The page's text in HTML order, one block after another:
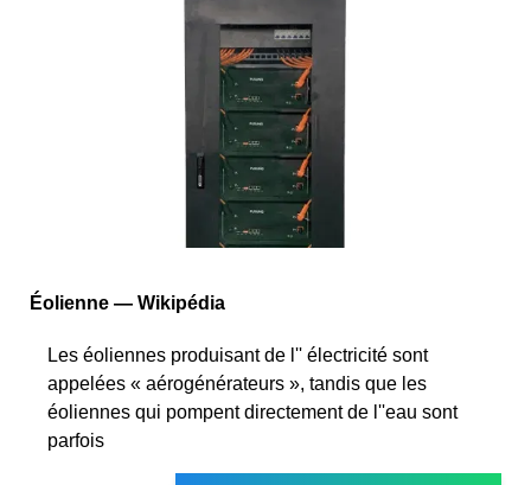
Éolienne — Wikipédia
Les éoliennes produisant de l'' électricité sont
appelées « aérogénérateurs », tandis que les
éoliennes qui pompent directement de l''eau sont
parfois